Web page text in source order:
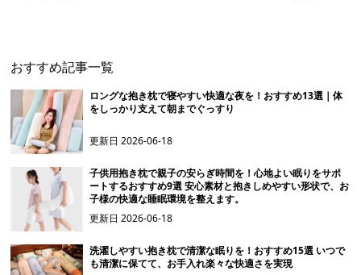
おすすめ記事一覧
ロングな抱き枕で寝やすい快適な夜を！おすすめ13選｜体
をしっかり支えて朝までぐっすり
更新日2026-06-18
子供用抱き枕で親子の安らぎ時間を！心地よい眠りをサポ
ートするおすすめ9選 安心素材と抱きしめやすい形状で、お
子様の快適な睡眠環境を整えます。
更新日2026-06-18
洗濯しやすい抱き枕で清潔な眠りを！おすすめ15選 いつで
も清潔に保てて、お手入れ楽々な快適さを実現